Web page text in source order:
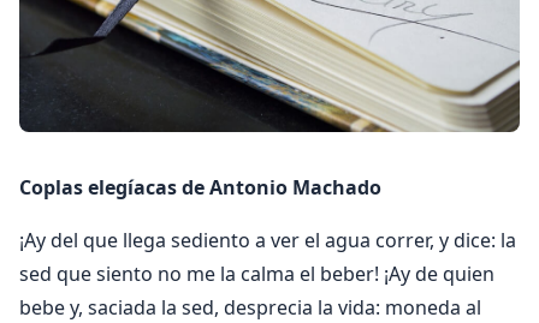
Coplas elegíacas de Antonio Machado
¡Ay del que llega sediento a ver el agua correr, y dice: la
sed que siento no me la calma el beber! ¡Ay de quien
bebe y, saciada la sed, desprecia la vida: moneda al